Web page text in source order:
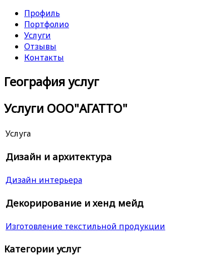
Профиль
Портфолио
Услуги
Отзывы
Контакты
География услуг
Услуги ООО"АГАТТО"
Услуга
Дизайн и архитектура
Дизайн интерьера
Декорирование и хенд мейд
Изготовление текстильной продукции
Категории услуг